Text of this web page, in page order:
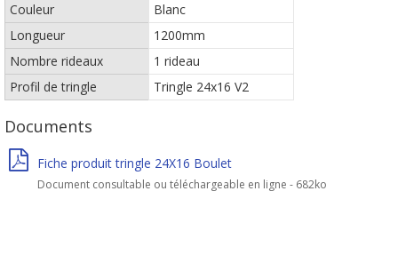
Couleur
Blanc
Longueur
1200mm
Nombre rideaux
1 rideau
Profil de tringle
Tringle 24x16 V2
Documents
Fiche produit tringle 24X16 Boulet
Document consultable ou téléchargeable en ligne - 682ko